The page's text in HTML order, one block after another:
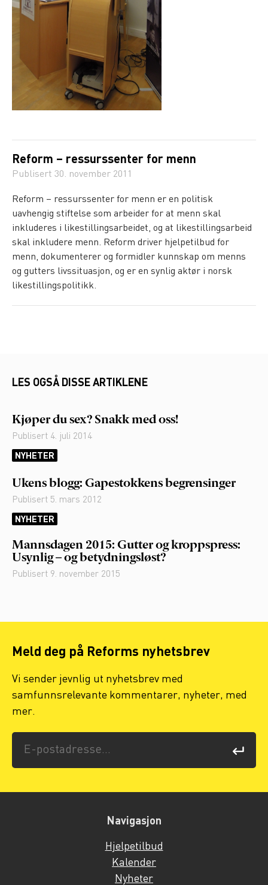
Reform – ressurssenter for menn
Publisert 30. november 2011
Reform – ressurssenter for menn er en politisk
uavhengig stiftelse som arbeider for at menn skal
inkluderes i likestillingsarbeidet, og at likestillingsarbeid
skal inkludere menn. Reform driver hjelpetilbud for
menn, dokumenterer og formidler kunnskap om menns
og gutters livssituasjon, og er en synlig aktør i norsk
likestillingspolitikk.
LES OGSÅ DISSE ARTIKLENE
Kjøper du sex? Snakk med oss!
Publisert 4. juli 2014
NYHETER
Ukens blogg: Gapestokkens begrensinger
Publisert 5. mars 2012
NYHETER
Mannsdagen 2015: Gutter og kroppspress:
Usynlig – og betydningsløst?
Publisert 9. november 2015
Meld deg på Reforms nyhetsbrev
Vi sender jevnlig ut nyhetsbrev med
samfunnsrelevante kommentarer, nyheter, med
mer.
Navigasjon
Hjelpetilbud
Kalender
Nyheter